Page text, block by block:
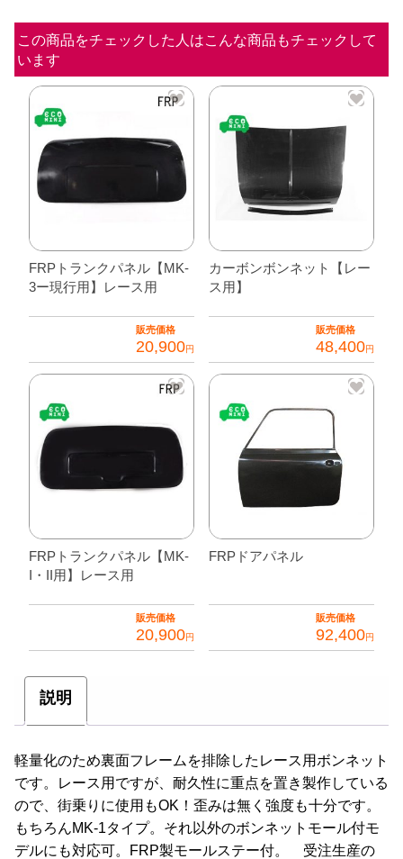
用】
個
この商品をチェックした人はこんな商品もチェックして
います
FRPトランクパネル【MK-
3ー現行用】レース用
販売価格
20,900円
カーボンボンネット【レー
ス用】
販売価格
48,400円
FRPトランクパネル【MK-
I・II用】レース用
販売価格
20,900円
FRPドアパネル
販売価格
92,400円
に
は
複
数
の
説明
軽量化のため裏面フレームを排除したレース用ボンネット
です。レース用ですが、耐久性に重点を置き製作している
ので、街乗りに使用もOK！歪みは無く強度も十分です。
もちろんMK-1タイプ。それ以外のボンネットモール付モ
デルにも対応可。FRP製モールステー付。 受注生産の